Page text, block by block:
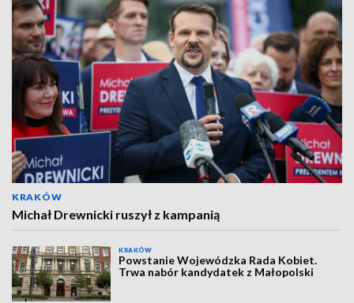
KRAKÓW
Michał Drewnicki ruszył z kampanią
KRAKÓW
Powstanie Wojewódzka Rada Kobiet.
Trwa nabór kandydatek z Małopolski